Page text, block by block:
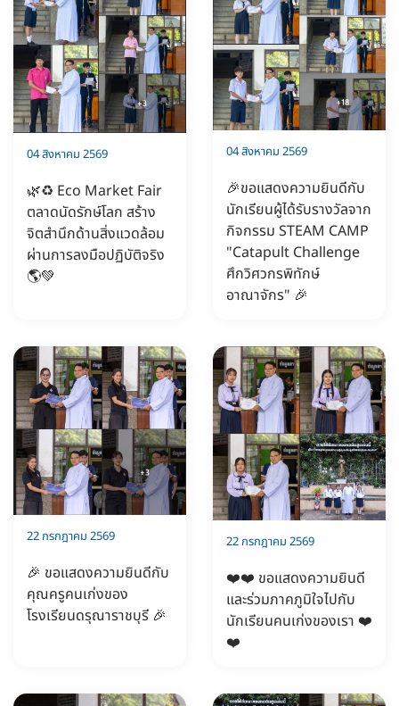
04 สิงหาคม 2569
🌿♻️ Eco Market Fair
ตลาดนัดรักษ์โลก สร้าง
จิตสำนึกด้านสิ่งแวดล้อม
ผ่านการลงมือปฏิบัติจริง
🌎💚
04 สิงหาคม 2569
🎉ขอแสดงความยินดีกับ
นักเรียนผู้ได้รับรางวัลจาก
กิจกรรม STEAM CAMP
"Catapult Challenge
ศึกวิศวกรพิทักษ์
อาณาจักร" 🎉
22 กรกฎาคม 2569
🎉 ขอแสดงความยินดีกับ
คุณครูคนเก่งของ
โรงเรียนดรุณาราชบุรี 🎉
22 กรกฎาคม 2569
❤️❤️ ขอแสดงความยินดี
และร่วมภาคภูมิใจไปกับ
นักเรียนคนเก่งของเรา ❤️
❤️